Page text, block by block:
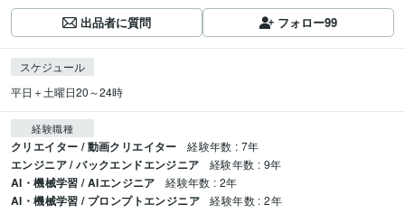
出品者に質問 フォロー99
スケジュール
平日＋土曜日20～24時
経験職種
クリエイター / 動画クリエイター 経験年数 : 7年
エンジニア / バックエンドエンジニア 経験年数 : 9年
AI・機械学習 / AIエンジニア 経験年数 : 2年
AI・機械学習 / プロンプトエンジニア 経験年数 : 2年